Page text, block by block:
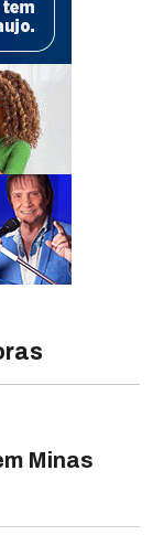
Minas